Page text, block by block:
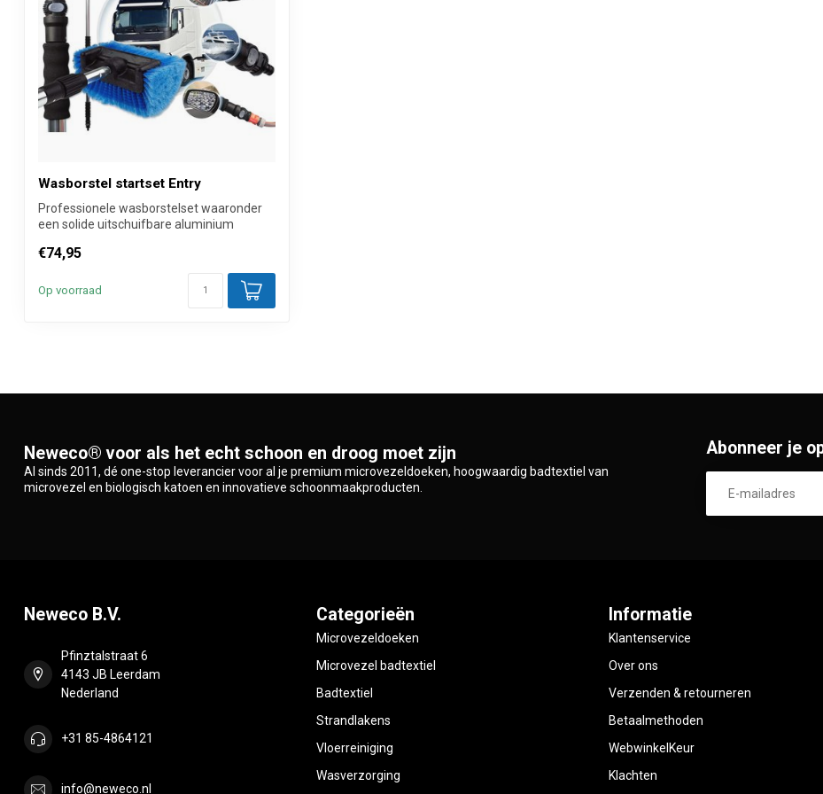
Wasborstel startset Entry
Professionele wasborstelset waaronder
een solide uitschuifbare aluminium
€74,95
Op voorraad
Neweco® voor als het echt schoon en droog moet zijn
Al sinds 2011, dé one-stop leverancier voor al je premium microvezeldoeken, hoogwaardig badtextiel van
microvezel en biologisch katoen en innovatieve schoonmaakproducten.
Abonneer je
Neweco B.V.
Pfinztalstraat 6
4143 JB Leerdam
Nederland
+31 85-4864121
info@neweco.nl
Categorieën
Microvezeldoeken
Microvezel badtextiel
Badtextiel
Strandlakens
Vloerreiniging
Wasverzorging
Informatie
Klantenservice
Over ons
Verzenden & retourneren
Betaalmethoden
WebwinkelKeur
Klachten